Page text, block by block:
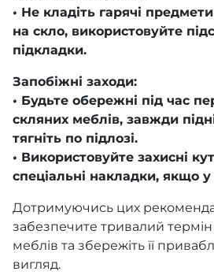
• Не кладіть гарячі
на скло, використовуйте
підкладки.
Запобіжні заходи:
• Будьте обережні під час
скляних меблів, завжди
тягніть по підлозі.
• Використовуйте захисні
спеціальні накладки, якщо у
Дотримуючись цих
забезпечите тривалий
меблів та збережіть її
вигляд.